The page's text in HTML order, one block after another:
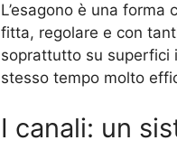
L’esagono è una
fitta, regolare e con
soprattutto su superfici
stesso tempo molto
I canali: un